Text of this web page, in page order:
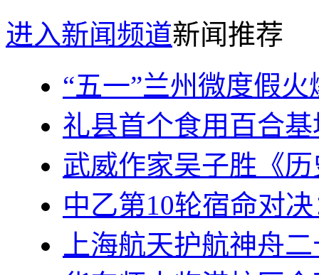
进入新闻频道新闻推荐
“五一”兰州微度假
礼县首个食用百合
武威作家吴子胜《
中乙第10轮宿命对
上海航天护航神舟